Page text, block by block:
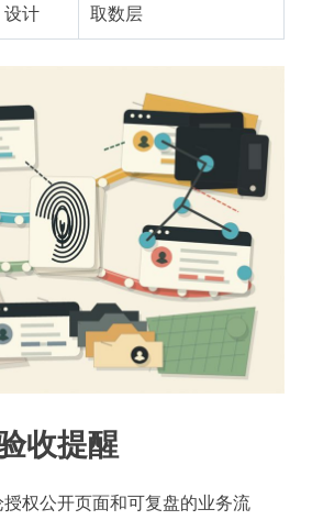
设计 取数层
收提醒
授权公开页面和可复盘的业务流